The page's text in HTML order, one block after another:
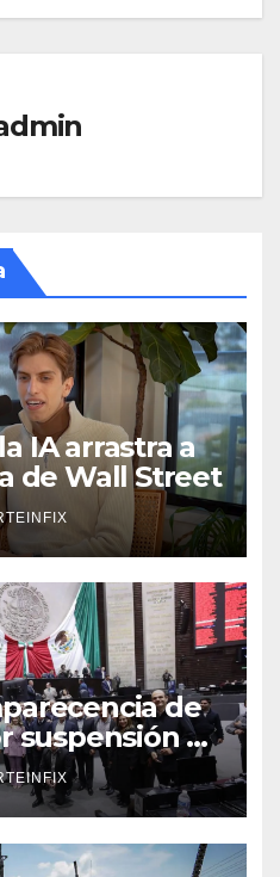
IA arrastra a
de Wall Street
de
suspensión de
llama a